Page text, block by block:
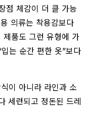
점 체감이 더 클 가능
의류는 착용감보다
제품도 그런 유형에 가
는 순간 편한 옷”보다
이 아니라 라인과 소
세련되고 정돈된 드레